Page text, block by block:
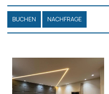
BUCHEN NACHFRAGE